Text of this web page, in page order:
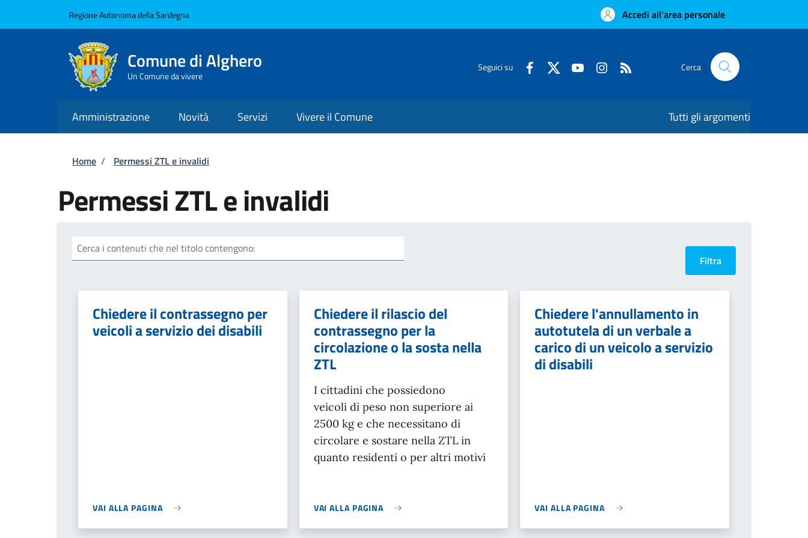
Regione Autonoma della Sardegna Accedi all'area personale
Comune di Alghero
Un Comune da vivere
Seguici su Cerca
Amministrazione Novità Servizi Vivere il Comune Tutti gli argomenti
Briciole di pane
Home / Permessi ZTL e invalidi
Permessi ZTL e invalidi
Cerca i contenuti che nel titolo contengono:
Chiedere il contrassegno per
veicoli a servizio dei disabili
VAI ALLA PAGINA
Chiedere il rilascio del
contrassegno per la
circolazione o la sosta nella
ZTL
I cittadini che possiedono
veicoli di peso non superiore ai
2500 kg e che necessitano di
circolare e sostare nella ZTL in
quanto residenti o per altri motivi
VAI ALLA PAGINA
Chiedere l'annullamento in
autotutela di un verbale a
carico di un veicolo a servizio
di disabili
VAI ALLA PAGINA